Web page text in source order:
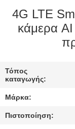
ΣΧΕΤΙΚΆ
ΜΕ
ΣΤΟ
4G LTE
κάμερα
Τόπος
καταγωγής:
Μάρκα:
Πιστοποίηση: